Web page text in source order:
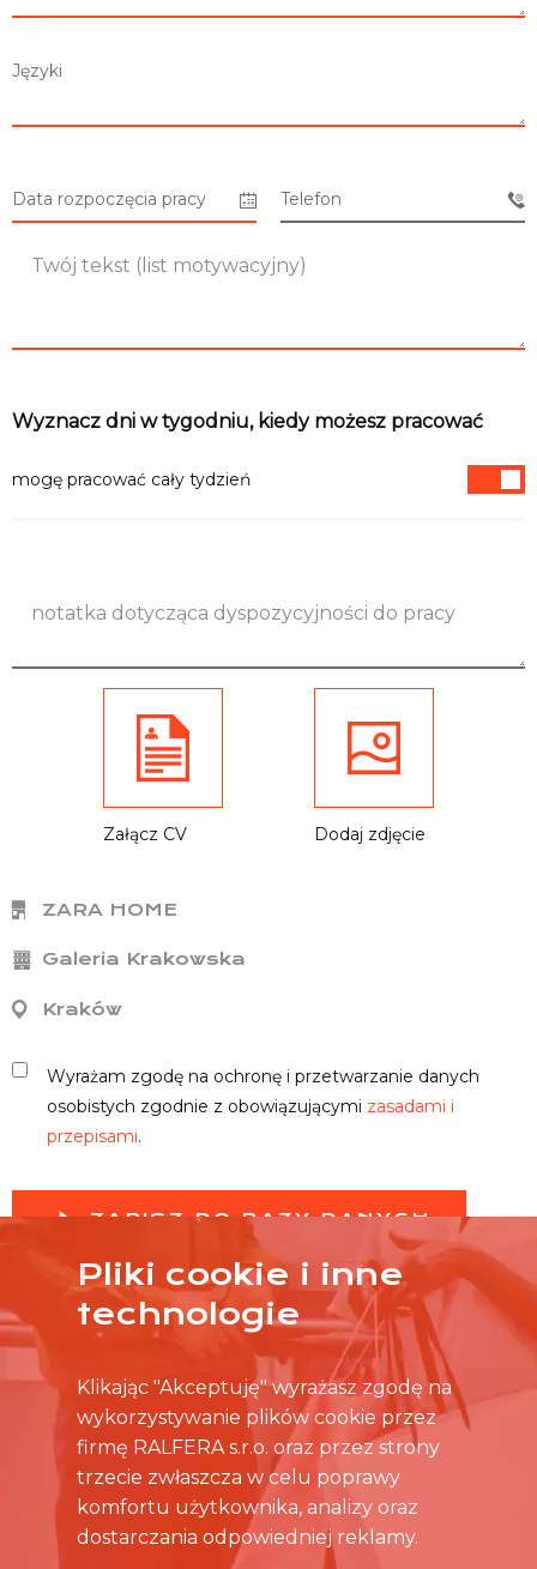
Informacje
Języki
Data rozpoczęcia pracy Telefon
Wyznacz dni w tygodniu, kiedy możesz pracować
mogę pracować cały tydzień
Załącz CV Dodaj zdjęcie
ZARA HOME
Galeria Krakowska
Kraków
Wyrażam zgodę na ochronę i przetwarzanie danych
osobistych zgodnie z obowiązującymi zasadami i
przepisami.
ZAPISZ DO BAZY DANYCH
Pliki cookie i inne
technologie
Klikając "Akceptuję" wyrażasz zgodę na
wykorzystywanie plików cookie przez
firmę RALFERA s.r.o. oraz przez strony
trzecie zwłaszcza w celu poprawy
komfortu użytkownika, analizy oraz
dostarczania odpowiedniej reklamy.